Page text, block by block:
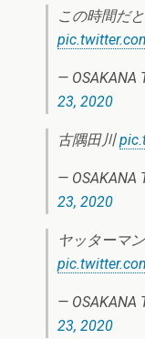
この時間だ
— OSAKANA
23, 2020
古隅田川
— OSAKANA
23, 2020
ヤッターマ
— OSAKANA
23, 2020